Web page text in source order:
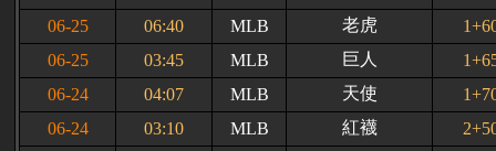
06-25
06:40 MLB 老虎
06-25
03:45 MLB 巨人
06-24
04:07 MLB 天使
06-24
03:10 MLB 紅襪